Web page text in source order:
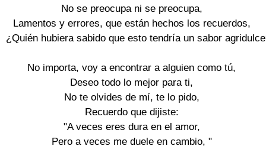
No se preocupa ni se preocupa,
Lamentos y errores, que están hechos los recuerdos,
¿Quién hubiera sabido que esto tendría un sabor
No importa, voy a encontrar a alguien como tú,
Deseo todo lo mejor para ti,
No te olvides de mí, te lo pido,
Recuerdo que dijiste:
"A veces eres dura en el amor,
Pero a veces me duele en cambio, "